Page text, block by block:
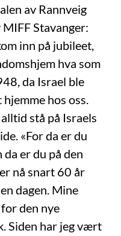
av Rannveig
Stavanger:
inn på jubileet,
hva som
da Israel ble
hos oss.
stå på Israels
«For da er du
da er du på den
nå snart 60 år
dagen. Mine
den nye
Siden har jeg vært